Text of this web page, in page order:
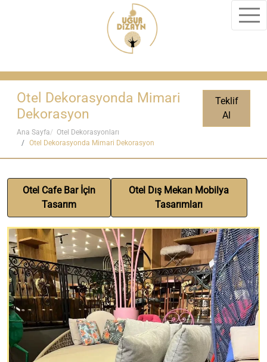
Otel Dekorasyonda Mimari
Dekorasyon
Teklif
Al
Ana Sayfa
Otel Dekorasyonları
Otel Dekorasyonda Mimari Dekorasyon
Otel Cafe Bar İçin
Tasarım
Otel Dış Mekan Mobilya
Tasarımları